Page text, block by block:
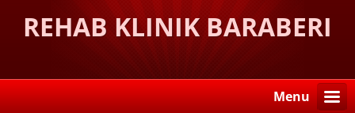
REHAB KLINIK BARABERI
Menu